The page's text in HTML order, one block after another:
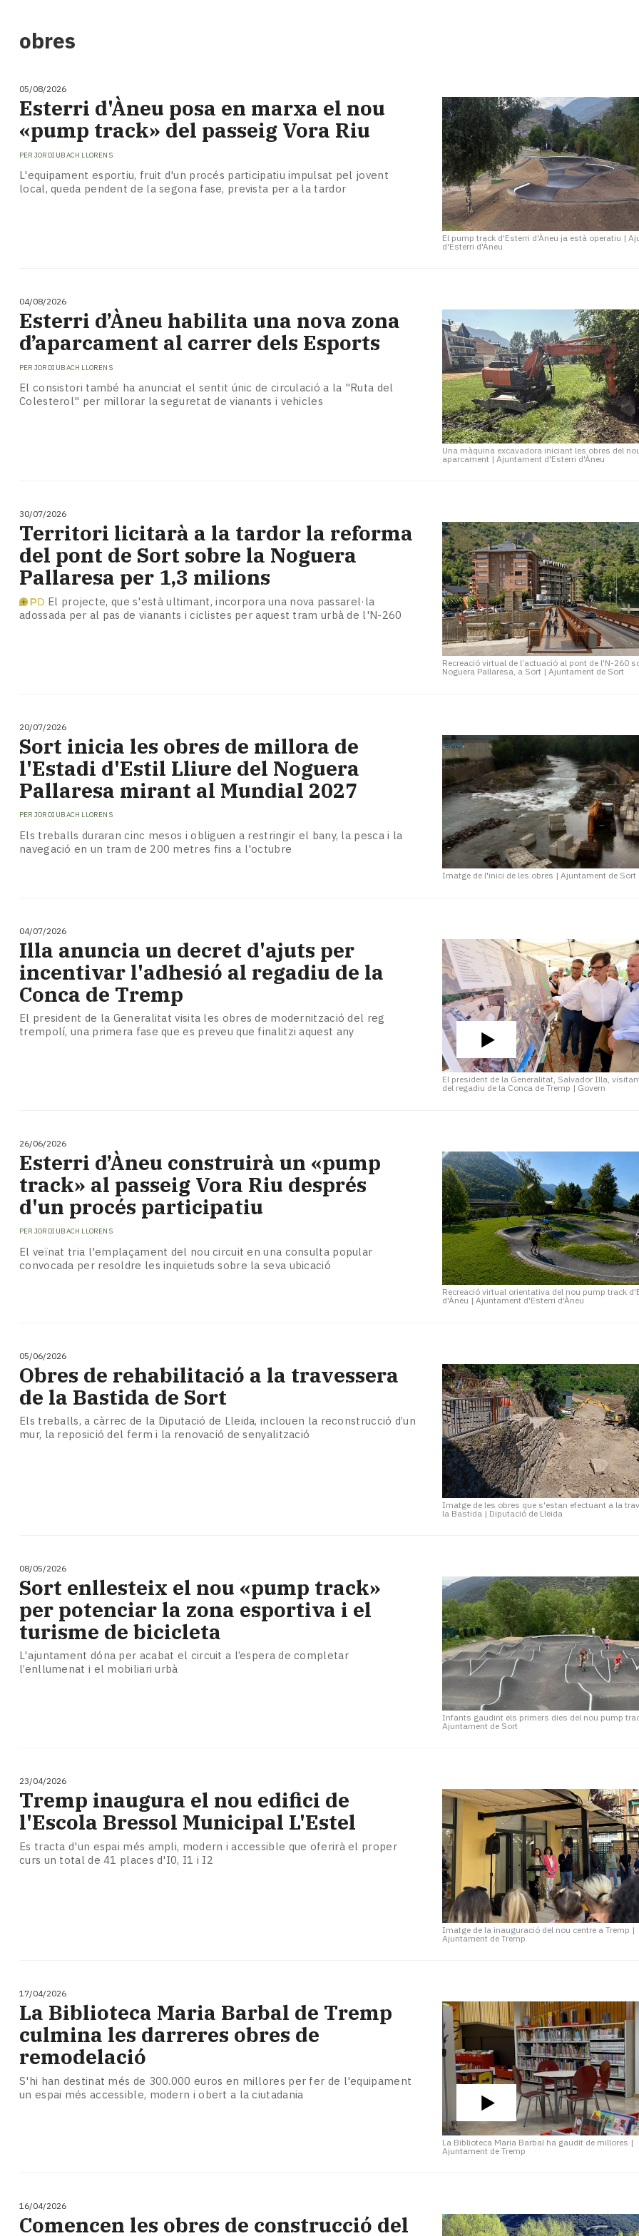
Cultura
tant!
TV
i
mitjans
El
temps
Reportatges
teva!
Subscriptors
La
newsletter
del
Pallars
Contingut
obres
05/08/2026
El pump track d'Esterri d'Àneu ja està operatiu |
d'Esterri d'Àneu
Esterri d'Àneu posa en marxa el nou
«pump track» del passeig Vora Riu
PER JORDI UBACH LLORENS
L'equipament esportiu, fruit d'un procés participatiu impulsat pel jovent
local, queda pendent de la segona fase, prevista per a la tardor
04/08/2026
Una màquina excavadora iniciant les obres del
aparcament |Ajuntament d'Esterri d'Àneu
​Esterri d’Àneu habilita una nova zona
d’aparcament al carrer dels Esports
PER JORDI UBACH LLORENS
El consistori també ha anunciat el sentit únic de circulació a la "Ruta del
Colesterol" per millorar la seguretat de vianants i vehicles
30/07/2026
Recreació virtual de l’actuació al pont de l'N-260
Noguera Pallaresa, a Sort |Ajuntament de Sort
Territori licitarà a la tardor la reforma
del pont de Sort sobre la Noguera
Pallaresa per 1,3 milions
El projecte, que s'està ultimant, incorpora una nova passarel·la
adossada per al pas de vianants i ciclistes per aquest tram urbà de l'N-260
20/07/2026
Imatge de l'inici de les obres |Ajuntament de Sort
​Sort inicia les obres de millora de
l'Estadi d'Estil Lliure del Noguera
Pallaresa mirant al Mundial 2027
PER JORDI UBACH LLORENS
Els treballs duraran cinc mesos i obliguen a restringir el bany, la pesca i la
navegació en un tram de 200 metres fins a l'octubre
04/07/2026
El president de la Generalitat, Salvador Illa,
del regadiu de la Conca de Tremp | Govern
​Illa anuncia un decret d'ajuts per
incentivar l'adhesió al regadiu de la
Conca de Tremp
El president de la Generalitat visita les obres de modernització del reg
trempolí, una primera fase que es preveu que finalitzi aquest any
26/06/2026
Recreació virtual orientativa del nou pump track
d'Àneu |Ajuntament d'Esterri d'Àneu
Esterri d’Àneu construirà un «pump
track» al passeig Vora Riu després
d'un procés participatiu
PER JORDI UBACH LLORENS
El veïnat tria l'emplaçament del nou circuit en una consulta popular
convocada per resoldre les inquietuds sobre la seva ubicació
05/06/2026
Imatge de les obres que s'estan efectuant a la
la Bastida | Diputació de Lleida
Obres de rehabilitació a la travessera
de la Bastida de Sort
Els treballs, a càrrec de la Diputació de Lleida, inclouen la reconstrucció d’un
mur, la reposició del ferm i la renovació de senyalització
08/05/2026
Infants gaudint els primers dies del nou pump
Ajuntament de Sort
Sort enllesteix el nou «pump track»
per potenciar la zona esportiva i el
turisme de bicicleta
L'ajuntament dóna per acabat el circuit a l’espera de completar
l’enllumenat i el mobiliari urbà
23/04/2026
Imatge de la inauguració del nou centre a Tremp |
Ajuntament de Tremp
Tremp inaugura el nou edifici de
l'Escola Bressol Municipal L'Estel
Es tracta d'un espai més ampli, modern i accessible que oferirà el proper
curs un total de 41 places d'I0, I1 i I2
17/04/2026
La Biblioteca Maria Barbal ha gaudit de millores |
Ajuntament de Tremp
​La Biblioteca Maria Barbal de Tremp
culmina les darreres obres de
remodelació
S'hi han destinat més de 300.000 euros en millores per fer de l'equipament
un espai més accessible, modern i obert a la ciutadania
16/04/2026
Comencen les obres de construcció del